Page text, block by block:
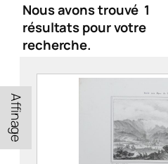
Nous avons trouvé 1
résultats pour votre
recherche.
Affinage